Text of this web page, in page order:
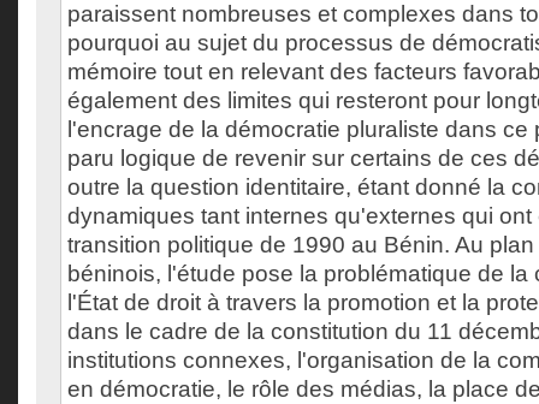
paraissent nombreuses et complexes dans
pourquoi au sujet du processus de
mémoire tout en relevant des facteurs
également des limites qui resteront pour
l'encrage de la démocratie pluraliste dans
paru logique de revenir sur certains de ces
outre la question identitaire, étant donné la
dynamiques tant internes qu'externes qui ont
transition politique de 1990 au Bénin. Au
béninois, l'étude pose la problématique de la
l'État de droit à travers la promotion et la
dans le cadre de la constitution du 11
institutions connexes, l'organisation de la
en démocratie, le rôle des médias, la place